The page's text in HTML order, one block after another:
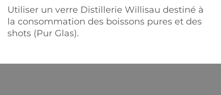
Utiliser un verre Distillerie Willisau destiné à
la consommation des boissons pures et des
shots (Pur Glas).